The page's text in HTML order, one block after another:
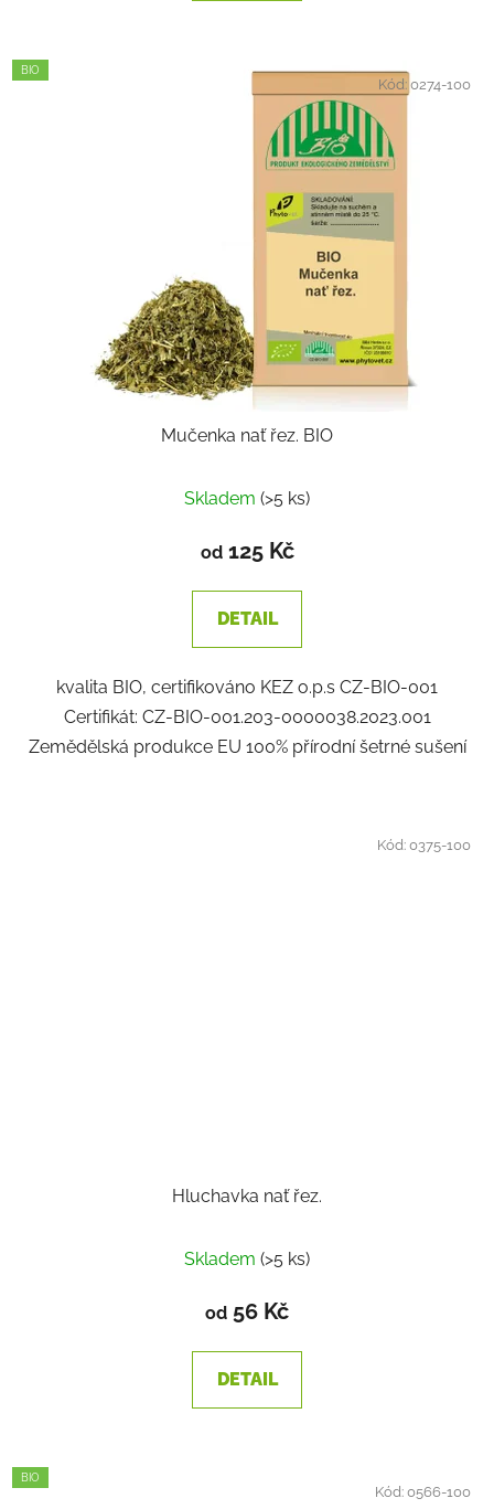
BIO
Mučenka nať řez. BIO
Skladem (>5 ks)
od125 Kč
DETAIL
kvalita BIO, certifikováno KEZ o.p.s CZ-BIO-001
Certifikát: CZ-BIO-001.203-0000038.2023.001
Zemědělská produkce EU 100% přírodní šetrné sušení
Kód:0274-100
Hluchavka nať řez.
Skladem (>5 ks)
od 56 Kč
DETAIL
Kód:0375-100
BIO
Kód:0566-100